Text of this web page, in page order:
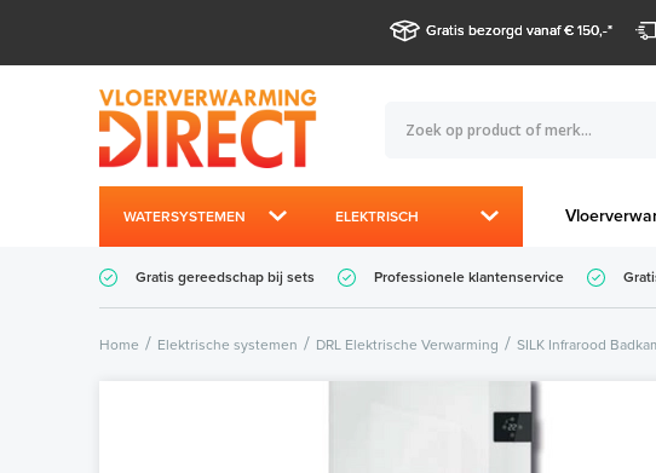
Gratis bezorgd vanaf € 150,-*
WATERSYSTEMEN ELEKTRISCH
Gratis gereedschap bij sets Professionele klantenservice
Home Elektrische systemen DRL Elektrische Verwarming SILK Infrarood